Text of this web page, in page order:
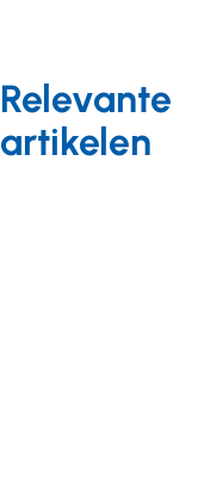
Relevante
artikelen